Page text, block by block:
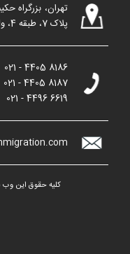
تهران، بزرگراه
پلاک 7، طبقه 4، واحد 12
021 - 4405 8186
021 - 4405 8187
021 - 4496 6619
کلیه حقوق این وب